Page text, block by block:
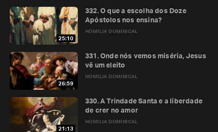
25:10
HOMILIA DOMINICAL
332. O que a escolha dos Doze
Apóstolos nos ensina?
26:59
HOMILIA DOMINICAL
331. Onde nós vemos miséria, Jesus
vê um eleito
21:13
HOMILIA DOMINICAL
330. A Trindade Santa e a liberdade
de crer no amor